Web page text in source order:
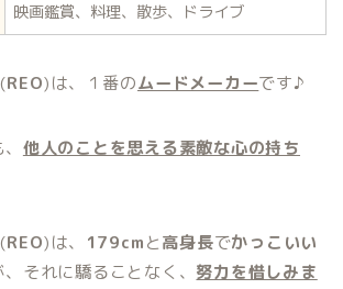
映画鑑賞、料理、散歩、ドライブ
(REO)は、１番のムードメーカーです♪
他人のことを思える素敵な心の持ち
(REO)は、 179cmと高身長でかっこいい
それに驕ることなく、 努力を惜しみま